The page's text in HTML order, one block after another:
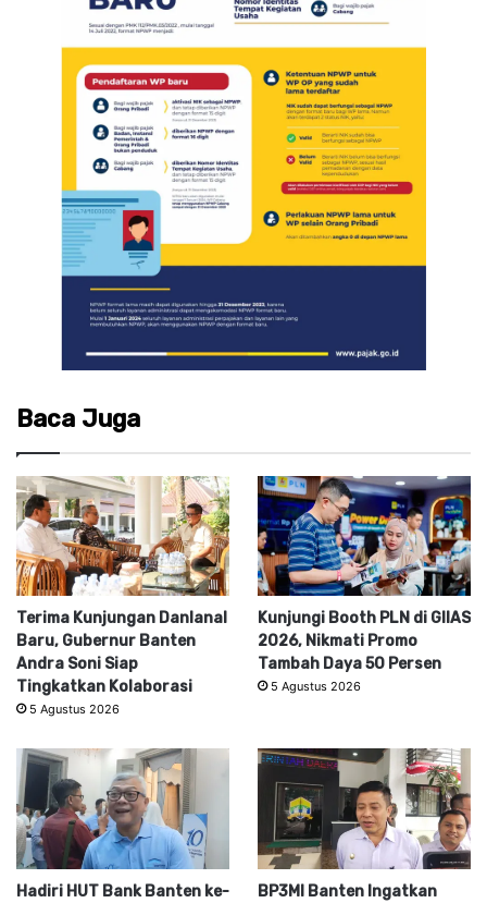
Baca Juga
Terima Kunjungan Danlanal
Baru, Gubernur Banten
Andra Soni Siap
Tingkatkan Kolaborasi
5 Agustus 2026
Kunjungi Booth PLN di GIIAS
2026, Nikmati Promo
Tambah Daya 50 Persen
5 Agustus 2026
Hadiri HUT Bank Banten ke-
BP3MI Banten Ingatkan